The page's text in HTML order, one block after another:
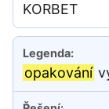
KORBET
opakování